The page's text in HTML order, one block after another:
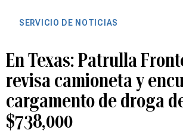
SERVICIO DE NOTICIAS
En Texas: Patrulla
revisa camioneta y
cargamento de droga
$738,000